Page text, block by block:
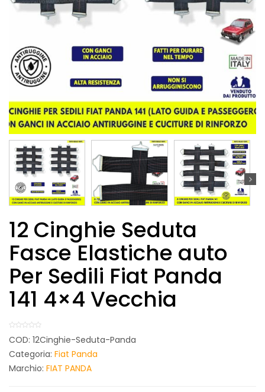
12 Cinghie Seduta
Fasce Elastiche auto
Per Sedili Fiat Panda
141 4×4 Vecchia
COD: 12Cinghie-Seduta-Panda
Categoria: Fiat Panda
Marchio: FIAT PANDA